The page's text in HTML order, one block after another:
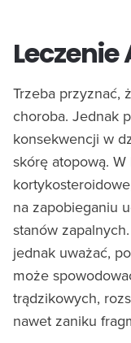
Leczenie
Trzeba przyznać,
choroba. Jednak
konsekwencji w
skórę atopową.
na zapobieganiu
stanów
jednak uważać,
może
trądzikowych,
nawet zaniku